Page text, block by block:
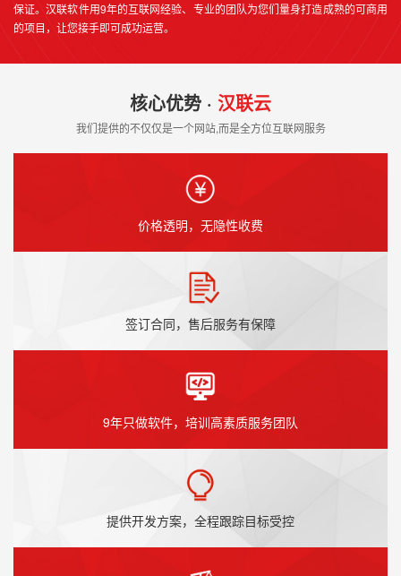
保证。汉联软件用9年的互联网经验、专业的团队为您们量身打造成熟的可商用
的项目，让您接手即可成功运营。
核心优势 · 汉联云
我们提供的不仅仅是一个网站,而是全方位互联网服务
价格透明，无隐性收费
签订合同，售后服务有保障
9年只做软件，培训高素质服务团队
提供开发方案，全程跟踪目标受控